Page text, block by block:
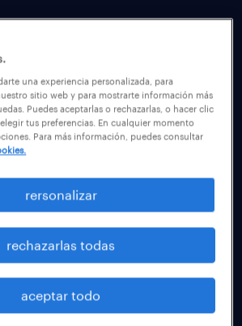
¡desafíos únicos!
negocios.
una experiencia personalizada, para
sitio web y para mostrarte información más
Puedes aceptarlas o rechazarlas, o hacer clic
tus preferencias. En cualquier momento
Para más información, puedes consultar
rersonalizar
rechazarlas todas
aceptar todo